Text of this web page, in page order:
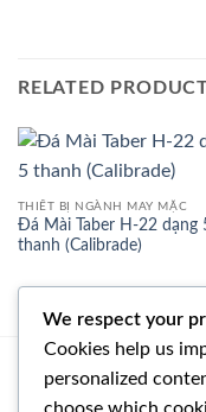
RELATED
THIẾT BỊ NGÀNH MAY MẶC
Đá Mài Taber H-22 dạng
thanh (Calibrade)
NGUYỄN ĐÌNH ANH
We respect your
Cookies help us
personalized